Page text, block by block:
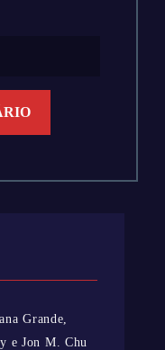
Grande,
e Jon M. Chu